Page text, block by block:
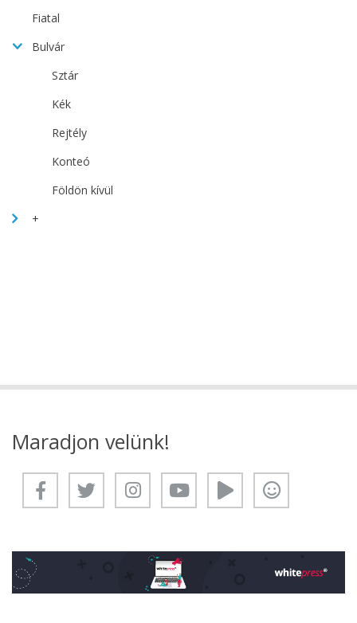
Fiatal
Bulvár
Sztár
Kék
Rejtély
Konteó
Földön kívül
+
Maradjon velünk!